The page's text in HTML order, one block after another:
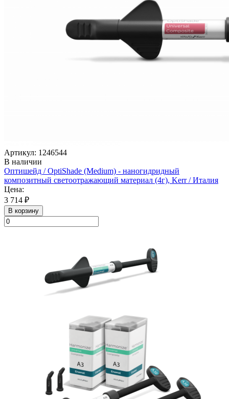
Артикул: 1246544
В наличии
Оптишейд / OptiShade (Medium) - наногидридный
композитный светоотражающий материал (4г), Kerr / Италия
Цена:
3 714 ₽
В корзину